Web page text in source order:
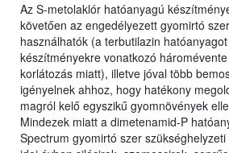
Az S-metolaklór hatóanyagú
követően az engedélyezett gyomirtó
használhatók (a terbutilazin
készítményekre vonatkozó
korlátozás miatt), illetve jóval több
igényelnek ahhoz, hogy hatékony
magról kelő egyszikű gyomnövények
Mindezek miatt a dimetenamid-P
Spectrum gyomirtó szer